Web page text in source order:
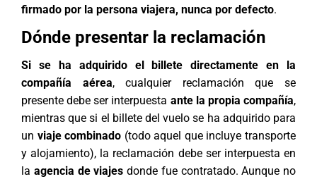
firmado por la persona viajera, nunca por defecto.
Dónde presentar la reclamación
Si se ha adquirido el billete directamente en la
compañía aérea, cualquier reclamación que se
presente debe ser interpuesta ante la propia compañía,
mientras que si el billete del vuelo se ha adquirido para
un viaje combinado (todo aquel que incluye transporte
y alojamiento), la reclamación debe ser interpuesta en
la agencia de viajes donde fue contratado. Aunque no